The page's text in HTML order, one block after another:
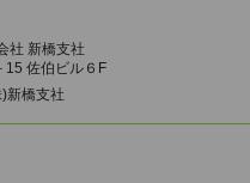
社 新橋支社
15 佐伯ビル６F
新橋支社